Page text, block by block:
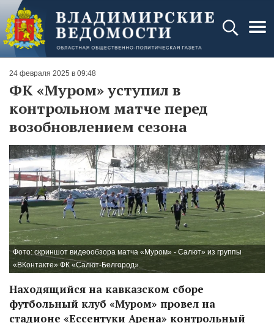
24 февраля 2025 в 09:48
ФК «Муром» уступил в
контрольном матче перед
возобновлением сезона
Фото: скриншот видеообзора матча «Муром» - Салют» из группы
«ВКонтакте» ФК «Салют-Белгород».
Находящийся на кавказском сборе
футбольный клуб «Муром» провел на
стадионе «Ессентуки Арена» контрольный